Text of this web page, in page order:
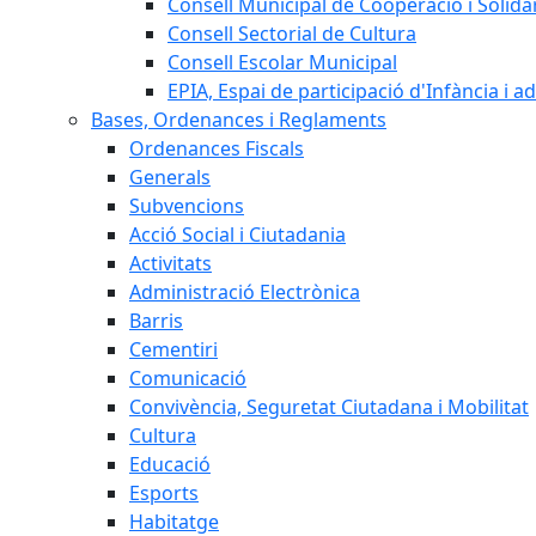
Consell Sectorial de Cultura
Consell Escolar Municipal
EPIA, Espai de participació d'Infància i
Bases, Ordenances i Reglaments
Ordenances Fiscals
Generals
Subvencions
Acció Social i Ciutadania
Activitats
Administració Electrònica
Barris
Cementiri
Comunicació
Convivència, Seguretat Ciutadana i Mobilitat
Cultura
Educació
Esports
Habitatge